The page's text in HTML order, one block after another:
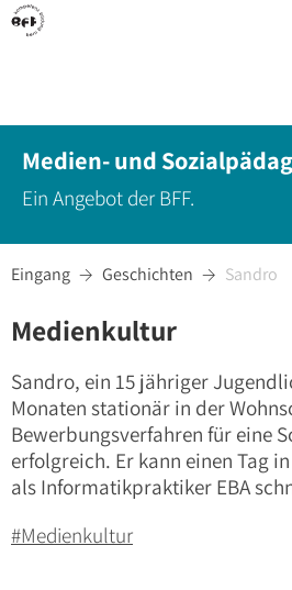
Medien- und
Ein Angebot der BFF.
Eingang  Geschichten  Sandro
Medienkultur
Sandro, ein 15 jähriger
Monaten stationär in der
Bewerbungsverfahren für eine
erfolgreich. Er kann einen Tag
als Informatikpraktiker EBA
#Medienkultur